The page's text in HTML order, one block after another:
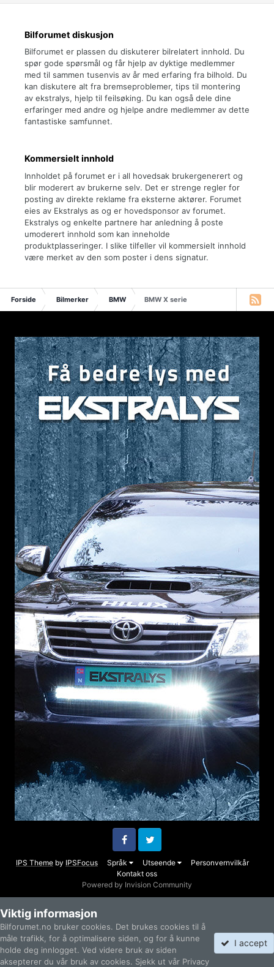
Bilforumet diskusjon
Bilforumet er plassen du diskuterer bilrelatert innhold. Du
spør gode spørsmål og får hjelp av dyktige medlemmer
med til sammen tusenvis av år med erfaring fra bilhold. Du
kan diskutere alt fra bremseproblemer, tips til montering
av ekstralys, hjelp til feilsøking. Du kan også dele dine
erfaringer med andre og hjelpe andre medlemmer av dette
fantastiske samfunnet.
Kommersielt innhold
Innholdet på forumet er i all hovedsak brukergenerert og
blir moderert av brukerne selv. Det er strenge regler for
posting av direkte reklame fra eksterne aktører. Forumet
eies av Ekstralys as og er hovedsponsor av forumet.
Ekstralys og enkelte partnere har anledning å poste
umoderert innhold som kan inneholde
produktplasseringer. I slike tilfeller vil kommersielt innhold
være merket av den som poster i dens signatur.
Forside Bilmerker BMW BMW X serie
IPS Theme by IPSFocus Språk Utseende
Personvernvilkår
Kontakt oss
FacebookTwitter
Powered by Invision Community
Viktig informasjon
Bilforumet.no bruker cookies. Det brukes cookies til å
måle trafikk, for å optimalisere siden, og for å kunne
holde deg innlogget. Ved videre bruk av siden
aksepterer du vår bruk av cookies. Sjekk ut vår Privacy
I accept